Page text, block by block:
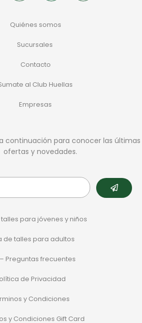
Quiénes somos
Sucursales
Contacto
al Club Huellas
Empresas
continuación para conocer las últimas
ofertas y novedades.
para jóvenes y niños
de talles para adultos
– Preguntas frecuentes
de Privacidad
y Condiciones
y Condiciones Gift Card